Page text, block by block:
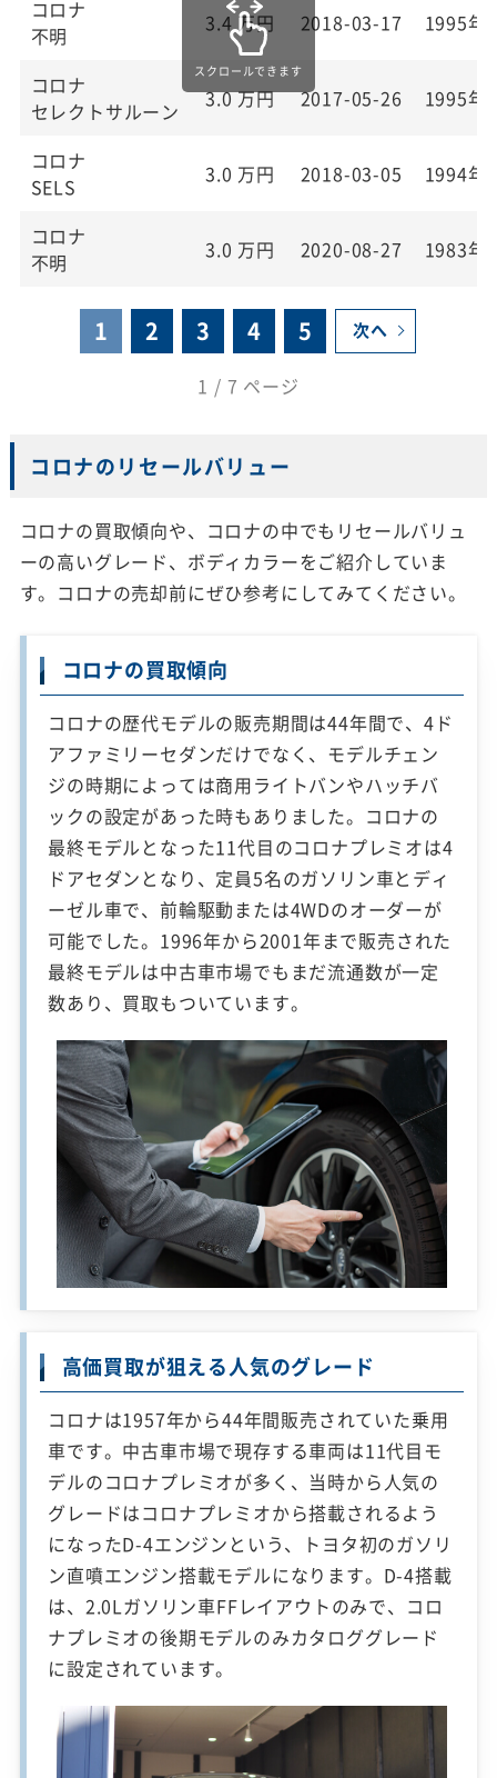
コロナ
不明
3.4万円 2018-03-17 1995年
コロナ
セレクトサルーン
3.0万円 2017-05-26 1995年
コロナ
SELS
3.0 万円 2018-03-05 1994年
コロナ
不明
3.0 万円 2020-08-27 1983年
1 2 3 4 5 次へ
1 / 7 ページ
コロナのリセールバリュー
コロナの買取傾向や、コロナの中でもリセールバリュ
ーの高いグレード、ボディカラーをご紹介していま
す。コロナの売却前にぜひ参考にしてみてください。
コロナの買取傾向
コロナの歴代モデルの販売期間は44年間で、4ド
アファミリーセダンだけでなく、モデルチェン
ジの時期によっては商用ライトバンやハッチバ
ックの設定があった時もありました。コロナの
最終モデルとなった11代目のコロナプレミオは4
ドアセダンとなり、定員5名のガソリン車とディ
ーゼル車で、前輪駆動または4WDのオーダーが
可能でした。1996年から2001年まで販売された
最終モデルは中古車市場でもまだ流通数が一定
数あり、買取もついています。
高価買取が狙える人気のグレード
コロナは1957年から44年間販売されていた乗用
車です。中古車市場で現存する車両は11代目モ
デルのコロナプレミオが多く、当時から人気の
グレードはコロナプレミオから搭載されるよう
になったD-4エンジンという、トヨタ初のガソリ
ン直噴エンジン搭載モデルになります。D-4搭載
は、2.0Lガソリン車FFレイアウトのみで、コロ
ナプレミオの後期モデルのみカタロググレード
に設定されています。